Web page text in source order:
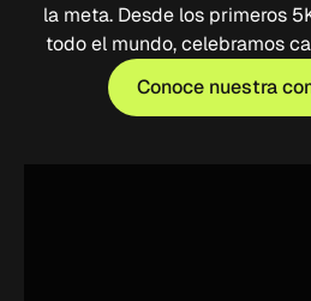
la meta. Desde los primeros
todo el mundo, celebramos
Conoce nuestra